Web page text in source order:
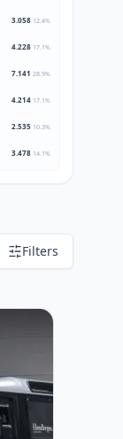
3.058 12.4%
4.228 17.1%
7.141 28.9%
4.214 17.1%
2.535 10.3%
3.478 14.1%
Filters